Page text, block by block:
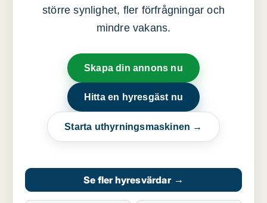
större synlighet, fler förfrågningar och
mindre vakans.
Skapa din annons nu
Hitta en hyresgäst nu
Starta uthyrningsmaskinen →
Se fler hyresvärdar →